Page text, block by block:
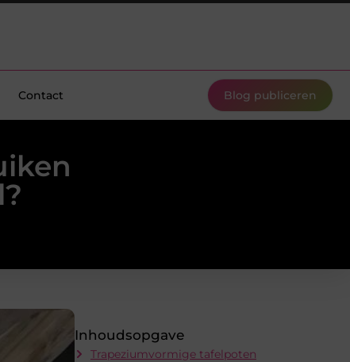
Contact Blog publiceren
Inhoudsopgave
Trapeziumvormige tafelpoten